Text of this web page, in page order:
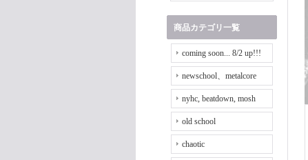
商品カテゴリ一覧
coming soon... 8/2 up!!!
newschool、metalcore
nyhc, beatdown, mosh
old school
chaotic